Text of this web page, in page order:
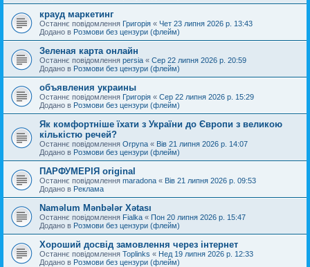
крауд маркетинг
Останнє повідомлення Григорія « Чет 23 липня 2026 р. 13:43
Додано в Розмови без цензури (флейм)
Зеленая карта онлайн
Останнє повідомлення persia « Сер 22 липня 2026 р. 20:59
Додано в Розмови без цензури (флейм)
объявления украины
Останнє повідомлення Григорія « Сер 22 липня 2026 р. 15:29
Додано в Розмови без цензури (флейм)
Як комфортніше їхати з України до Європи з великою
кількістю речей?
Останнє повідомлення Orpyna « Вів 21 липня 2026 р. 14:07
Додано в Розмови без цензури (флейм)
ПАРФУМЕРІЯ original
Останнє повідомлення maradona « Вів 21 липня 2026 р. 09:53
Додано в Реклама
Naməlum Mənbələr Xətası
Останнє повідомлення Fialka « Пон 20 липня 2026 р. 15:47
Додано в Розмови без цензури (флейм)
Хороший досвід замовлення через інтернет
Останнє повідомлення Toplinks « Нед 19 липня 2026 р. 12:33
Додано в Розмови без цензури (флейм)